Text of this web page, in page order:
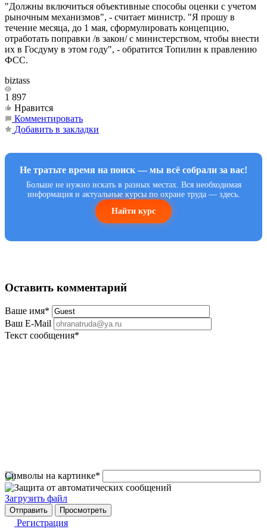
"Должны включиться объективные способы оценки с учетом
рыночным механизмов", - считает министр. "Я прошу в
течение месяца, до 1 мая, сформулировать концепцию,
отработать поправки /в закон/ с министерством, чтобы внести
их в Госдуму в этом году", - обратится Топилин к правлению
ФСС.
biztass
1 897
Нравится
Комментировать
Добавить в закладки
Не тратьте время на поиск — мы всё собрали за вас!
Больше не нужно искать в разных местах. Вся необходимая
информация и актуальные курсы по охране труда — здесь.
Найти курс
Оставить комментарий
Ваше имя*
Ваш E-Mail
Текст сообщения*
Символы на картинке*
Загрузить файл
Регистрация